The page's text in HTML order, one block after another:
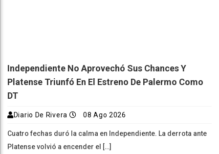
Independiente No Aprovechó Sus Chances Y
Platense Triunfó En El Estreno De Palermo Como
DT
Diario De Rivera 08 Ago 2026
Cuatro fechas duró la calma en Independiente. La derrota ante
Platense volvió a encender el […]